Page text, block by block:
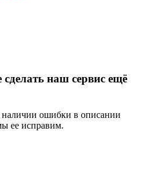
наш сервис ещё
ошибки в описании
ее исправим.